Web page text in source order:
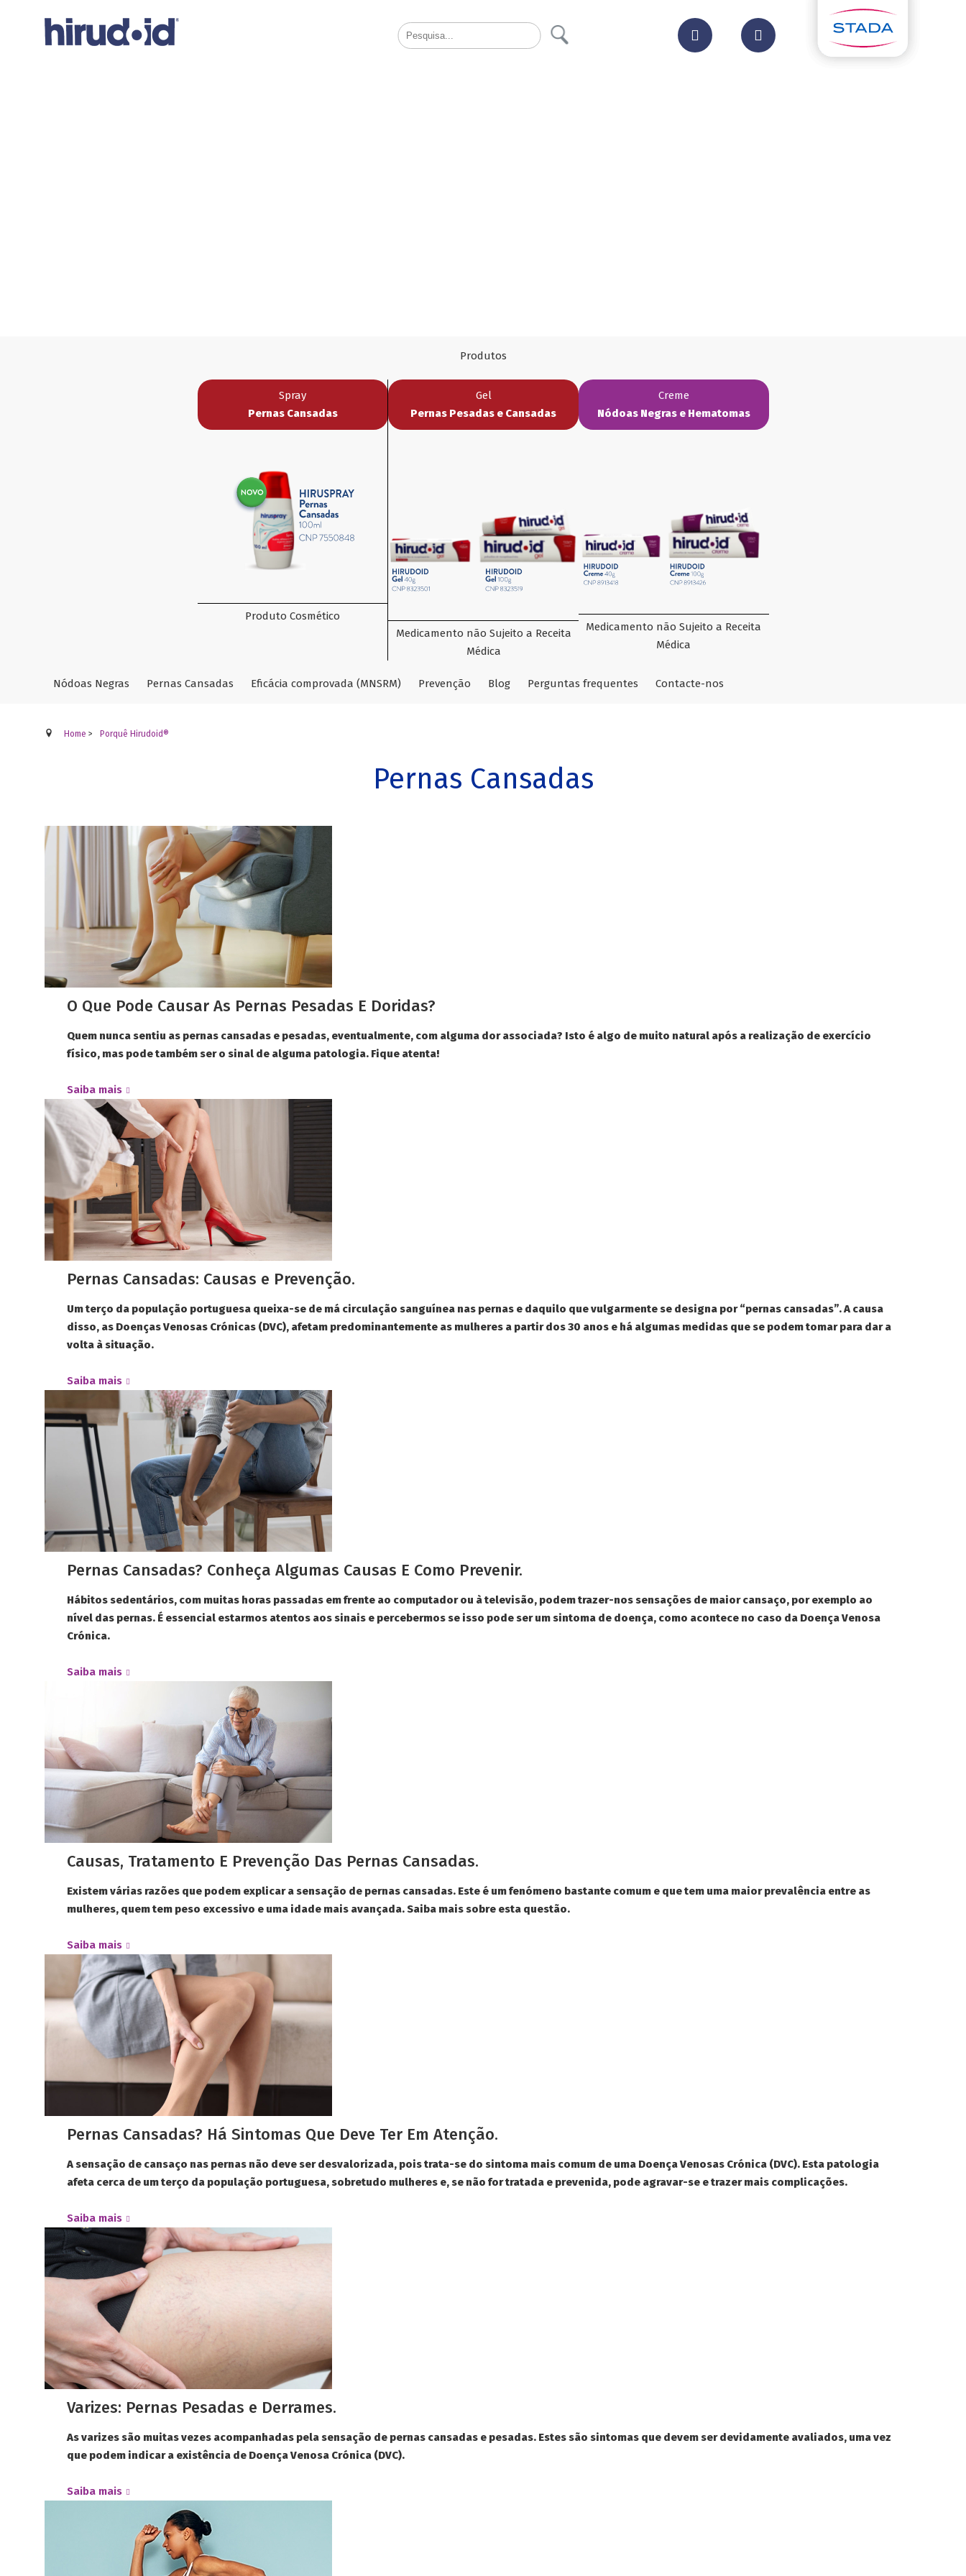
Produtos
Spray
Pernas Cansadas
Produto Cosmético
Gel
Pernas Pesadas e Cansadas
Medicamento não Sujeito a Receita
Médica
Creme
Nódoas Negras e Hematomas
Medicamento não Sujeito a Receita
Médica
Nódoas Negras Pernas Cansadas Eficácia comprovada (MNSRM) Prevenção Blog Perguntas frequentes Contacte-nos
Home > Porquê Hirudoid®
Pernas Cansadas
O Que Pode Causar As Pernas Pesadas E Doridas?
Quem nunca sentiu as pernas cansadas e pesadas, eventualmente, com alguma dor associada? Isto é algo de muito natural após a realização de exercício
físico, mas pode também ser o sinal de alguma patologia. Fique atenta!
Saiba mais
Pernas Cansadas: Causas e Prevenção.
Um terço da população portuguesa queixa-se de má circulação sanguínea nas pernas e daquilo que vulgarmente se designa por “pernas cansadas”. A causa
disso, as Doenças Venosas Crónicas (DVC), afetam predominantemente as mulheres a partir dos 30 anos e há algumas medidas que se podem tomar para dar a
volta à situação.
Saiba mais
Pernas Cansadas? Conheça Algumas Causas E Como Prevenir.
Hábitos sedentários, com muitas horas passadas em frente ao computador ou à televisão, podem trazer-nos sensações de maior cansaço, por exemplo ao
nível das pernas. É essencial estarmos atentos aos sinais e percebermos se isso pode ser um sintoma de doença, como acontece no caso da Doença Venosa
Crónica.
Saiba mais
Causas, Tratamento E Prevenção Das Pernas Cansadas.
Existem várias razões que podem explicar a sensação de pernas cansadas. Este é um fenómeno bastante comum e que tem uma maior prevalência entre as
mulheres, quem tem peso excessivo e uma idade mais avançada. Saiba mais sobre esta questão.
Saiba mais
Pernas Cansadas? Há Sintomas Que Deve Ter Em Atenção.
A sensação de cansaço nas pernas não deve ser desvalorizada, pois trata-se do sintoma mais comum de uma Doença Venosas Crónica (DVC). Esta patologia
afeta cerca de um terço da população portuguesa, sobretudo mulheres e, se não for tratada e prevenida, pode agravar-se e trazer mais complicações.
Saiba mais
Varizes: Pernas Pesadas e Derrames.
As varizes são muitas vezes acompanhadas pela sensação de pernas cansadas e pesadas. Estes são sintomas que devem ser devidamente avaliados, uma vez
que podem indicar a existência de Doença Venosa Crónica (DVC).
Saiba mais